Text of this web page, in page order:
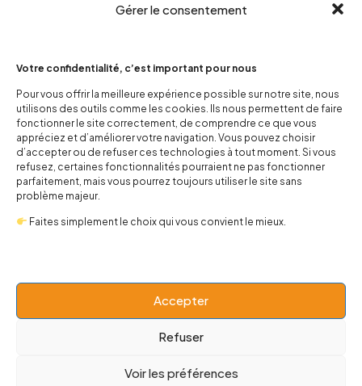
Gérer le consentement
Votre confidentialité, c’est important pour nous
Pour vous offrir la meilleure expérience possible sur notre site, nous
utilisons des outils comme les cookies. Ils nous permettent de faire
fonctionner le site correctement, de comprendre ce que vous
appréciez et d’améliorer votre navigation. Vous pouvez choisir
d’accepter ou de refuser ces technologies à tout moment. Si vous
refusez, certaines fonctionnalités pourraient ne pas fonctionner
parfaitement, mais vous pourrez toujours utiliser le site sans
problème majeur.
Faites simplement le choix qui vous convient le mieux.
Accepter
Refuser
Voir les préférences
Tshirt Ouija II
Top femme No Saver
-60%
49,90€
20,00€
-47%